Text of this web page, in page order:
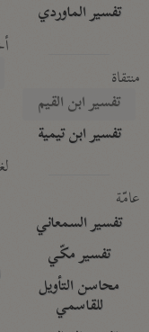
تفسير الماوردي
منتقاة
تفسير ابن القيم
تفسير ابن تيمية
عامّة
تفسير السمعاني
تفسير مكّي
محاسن التأويل
للقاسمي